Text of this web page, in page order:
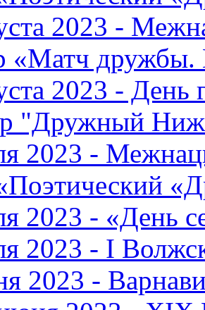
2023 -
«Матч
2023 -
"Дружный
2023 -
2023 - «День
2023 - I
2023 -